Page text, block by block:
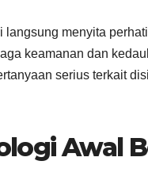
langsung menyita
keamanan dan
serius terkait
Awal